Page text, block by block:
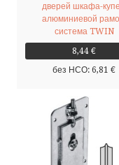
дверей шкафа-
алюминиевой
система TWIN
8,44 €
без НСО: 6,81 €